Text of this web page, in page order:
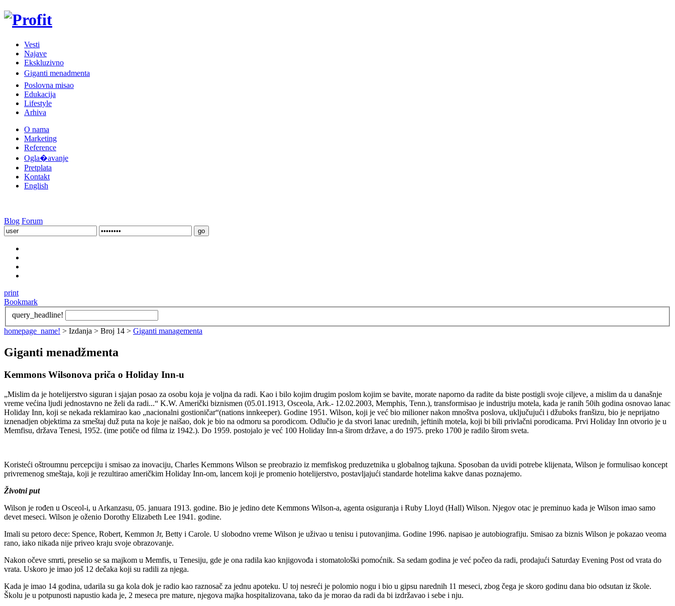
Vesti
Najave
Ekskluzivno
Giganti menadmenta
Poslovna misao
Edukacija
Lifestyle
Arhiva
O nama
Marketing
Reference
Ogla�avanje
Pretplata
Kontakt
English
Blog Forum
print
Bookmark
query_headline!
homepage_name! > Izdanja > Broj 14 > Giganti managementa
Giganti menadžmenta
Kemmons Wilsonova priča o Holiday Inn-u
„Mislim da je hotelijerstvo siguran i sjajan posao za osobu koja je voljna da radi. Kao i bilo kojim drugim poslom kojim se bavite, morate naporno da radite da biste postigli svoje ciljeve, a mislim da u današnje
vreme većina ljudi jednostavno ne želi da radi...“ K.W. Američki biznismen (05.01.1913, Osceola, Ark.- 12.02.2003, Memphis, Tenn.), transformisao je industriju motela, kada je ranih 50ih godina osnovao lanac
Holiday Inn, koji se nekada reklamirao kao „nacionalni gostioničar“(nations innkeeper). Godine 1951. Wilson, koji je već bio milioner nakon mnoštva poslova, uključujući i džuboks franšizu, bio je neprijatno
iznenadjen objektima za smeštaj duž puta na koje je naišao, dok je bio na odmoru sa porodicom. Odlučio je da stvori lanac urednih, jeftinih motela, koji bi bili privlačni porodicama. Prvi Holiday Inn otvorio je u
Memfisu, država Tenesi, 1952. (ime potiče od filma iz 1942.). Do 1959. postojalo je već 100 Holiday Inn-a širom države, a do 1975. preko 1700 je radilo širom sveta.
Koristeći oštroumnu percepciju i smisao za inovaciju, Charles Kemmons Wilson se preobrazio iz memfiskog preduzetnika u globalnog tajkuna. Sposoban da uvidi potrebe klijenata, Wilson je formulisao koncept
privremenog smeštaja, koji je rezultirao američkim Holiday Inn-om, lancem koji je promenio hotelijerstvo, postavljajući standarde hotelima kakve danas poznajemo.
Životni put
Wilson je rođen u Osceol-i, u Arkanzasu, 05. januara 1913. godine. Bio je jedino dete Kemmons Wilson-a, agenta osiguranja i Ruby Lloyd (Hall) Wilson. Njegov otac je preminuo kada je Wilson imao samo
devet meseci. Wilson je oženio Dorothy Elizabeth Lee 1941. godine.
Imali su petoro dece: Spence, Robert, Kemmon Jr, Betty i Carole. U slobodno vreme Wilson je uživao u tenisu i putovanjima. Godine 1996. napisao je autobiografiju. Smisao za biznis Wilson je pokazao veoma
rano, iako nikada nije priveo kraju svoje obrazovanje.
Nakon očeve smrti, preselio se sa majkom u Memfis, u Tenesiju, gde je ona radila kao knjigovođa i stomatološki pomoćnik. Sa sedam godina je već počeo da radi, prodajući Saturday Evening Post od vrata do
vrata. Uskoro je imao još 12 dečaka koji su radili za njega.
Kada je imao 14 godina, udarila su ga kola dok je radio kao raznosač za jednu apoteku. U toj nesreći je polomio nogu i bio u gipsu narednih 11 meseci, zbog čega je skoro godinu dana bio odsutan iz škole.
Školu je u potpunosti napustio kada je, 2 meseca pre mature, njegova majka hospitalizovana, tako da je morao da radi da bi izdržavao i sebe i nju.